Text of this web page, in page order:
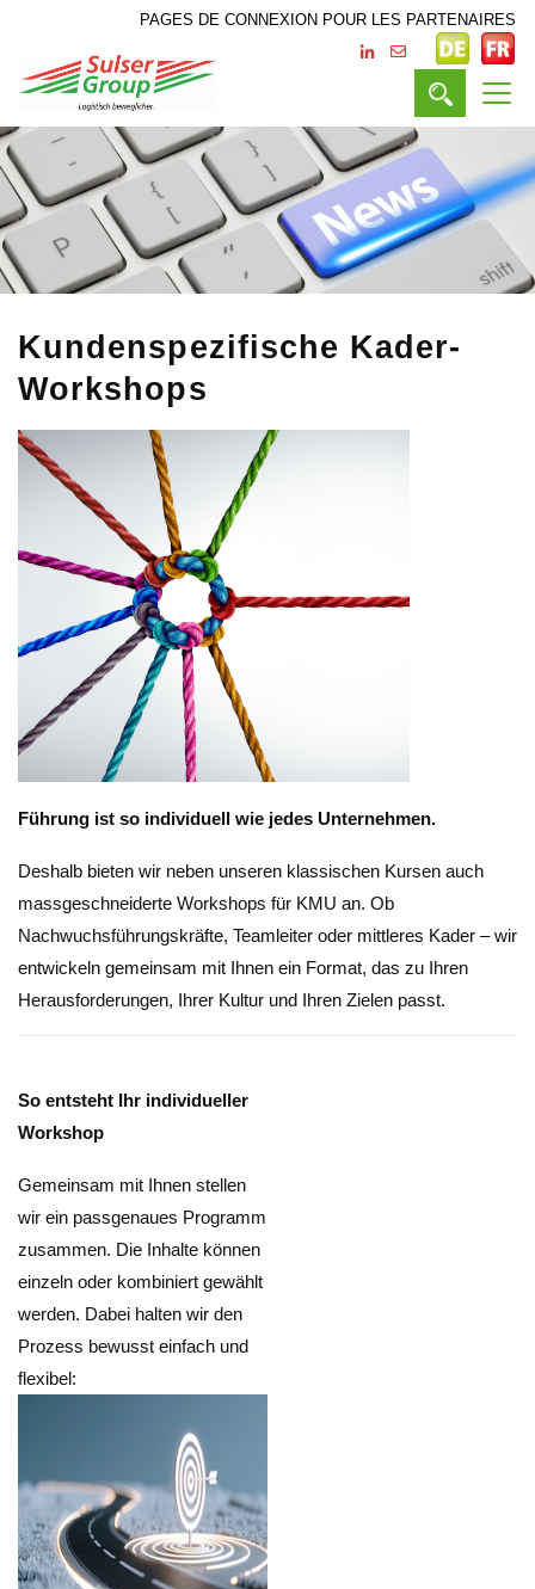
PAGES DE CONNEXION POUR LES PARTENAIRES
Kundenspezifische Kader-
Workshops
Führung ist so individuell wie jedes Unternehmen.
Deshalb bieten wir neben unseren klassischen Kursen auch
massgeschneiderte Workshops für KMU an. Ob
Nachwuchsführungskräfte, Teamleiter oder mittleres Kader – wir
entwickeln gemeinsam mit Ihnen ein Format, das zu Ihren
Herausforderungen, Ihrer Kultur und Ihren Zielen passt.
So entsteht Ihr individueller
Workshop
Gemeinsam mit Ihnen stellen
wir ein passgenaues Programm
zusammen. Die Inhalte können
einzeln oder kombiniert gewählt
werden. Dabei halten wir den
Prozess bewusst einfach und
flexibel: